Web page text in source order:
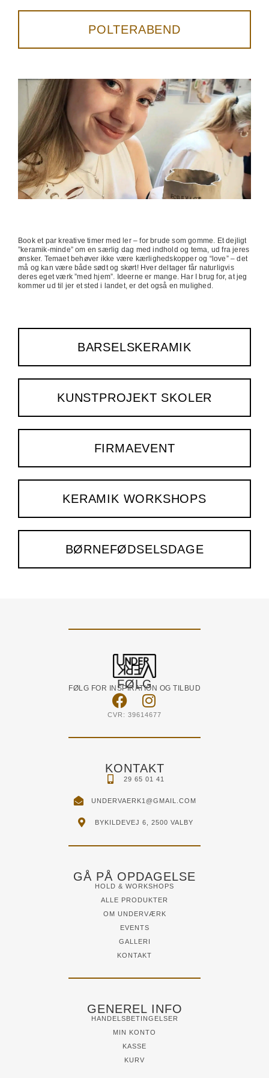
POLTERABEND
BARSELSKERAMIK
KUNSTPROJEKT SKOLER
FIRMAEVENT
KERAMIK WORKSHOPS
BØRNEFØDSELSDAGE
Book et par kreative timer med ler – for brude som gomme. Et dejligt
”keramik-minde” om en særlig dag med indhold og tema, ud fra jeres
ønsker. Temaet behøver ikke være kærlighedskopper og “love” – det
må og kan være både sødt og skørt! Hver deltager får naturligvis
deres eget værk ”med hjem”. Ideerne er mange. Har I brug for, at jeg
kommer ud til jer et sted i landet, er det også en mulighed.
FØLG
FØLG FOR INSPIRATION OG TILBUD
CVR: 39614677
KONTAKT
29 65 01 41
UNDERVAERK1@GMAIL.COM
BYKILDEVEJ 6, 2500 VALBY
GÅ PÅ OPDAGELSE
HOLD & WORKSHOPS
ALLE PRODUKTER
OM UNDERVÆRK
EVENTS
GALLERI
KONTAKT
GENEREL INFO
HANDELSBETINGELSER
MIN KONTO
KASSE
KURV